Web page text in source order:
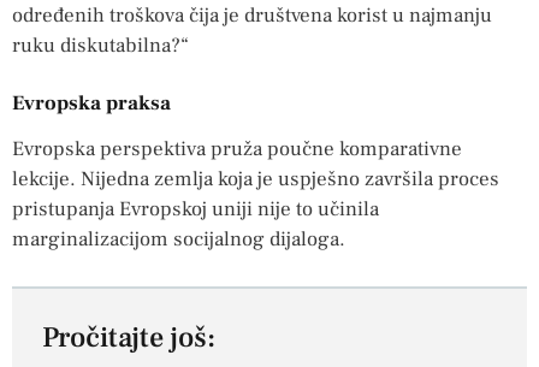
određenih troškova čija je društvena korist u najmanju
ruku diskutabilna?“
Evropska praksa
Evropska perspektiva pruža poučne komparativne
lekcije. Nijedna zemlja koja je uspješno završila proces
pristupanja Evropskoj uniji nije to učinila
marginalizacijom socijalnog dijaloga.
Pročitajte još: